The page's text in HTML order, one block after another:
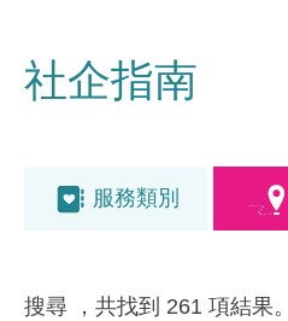
社企指南
服務類別
搜尋 ，共找到 261 項結果。